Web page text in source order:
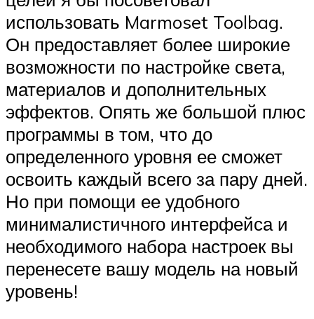
использовать Marmoset Toolbag.
Он предоставляет более широкие
возможности по настройке света,
материалов и дополнительных
эффектов. Опять же большой плюс
программы в том, что до
определенного уровня ее сможет
освоить каждый всего за пару дней.
Но при помощи ее удобного
минималистичного интерфейса и
необходимого набора настроек вы
перенесете вашу модель на новый
уровень!